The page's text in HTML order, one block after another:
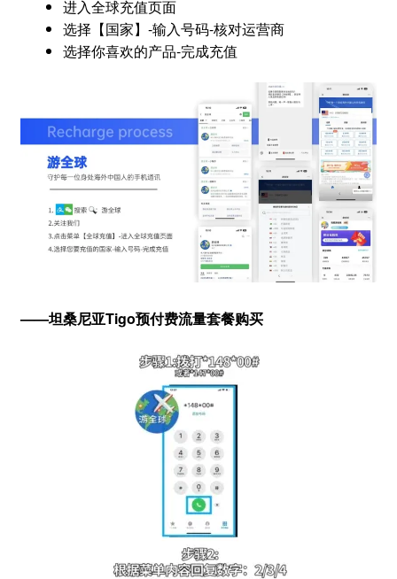
进入全球充值页面
选择【国家】-输入号码-核对运营商
选择你喜欢的产品-完成充值
——坦桑尼亚Tigo预付费流量套餐购买